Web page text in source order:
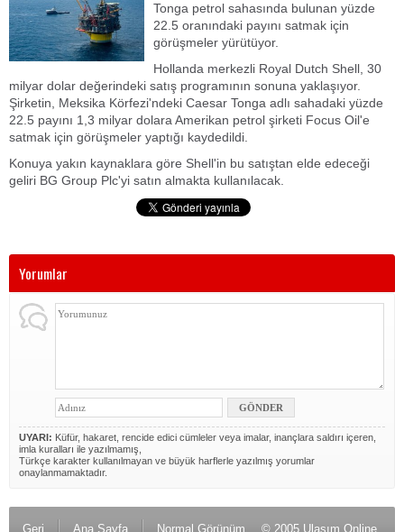
Tonga petrol sahasında bulunan yüzde
22.5 oranındaki payını satmak için
görüşmeler yürütüyor.
Hollanda merkezli Royal Dutch Shell, 30
milyar dolar değerindeki satış programının sonuna yaklaşıyor.
Şirketin, Meksika Körfezi'ndeki Caesar Tonga adlı sahadaki yüzde
22.5 payını 1,3 milyar dolara Amerikan petrol şirketi Focus Oil'e
satmak için görüşmeler yaptığı kaydedildi.
Konuya yakın kaynaklara göre Shell'in bu satıştan elde edeceği
geliri BG Group Plc'yi satın almakta kullanılacak.
Yorumlar
UYARI: Küfür, hakaret, rencide edici cümleler veya imalar, inançlara saldırı içeren,
imla kuralları ile yazılmamış,
Türkçe karakter kullanılmayan ve büyük harflerle yazılmış yorumlar
onaylanmamaktadır.
Geri Ana Sayfa Normal Görünüm © 2005 Ulaşım Online